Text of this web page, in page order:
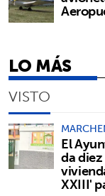
LO MÁS
VISTO
El
da
XXIII'